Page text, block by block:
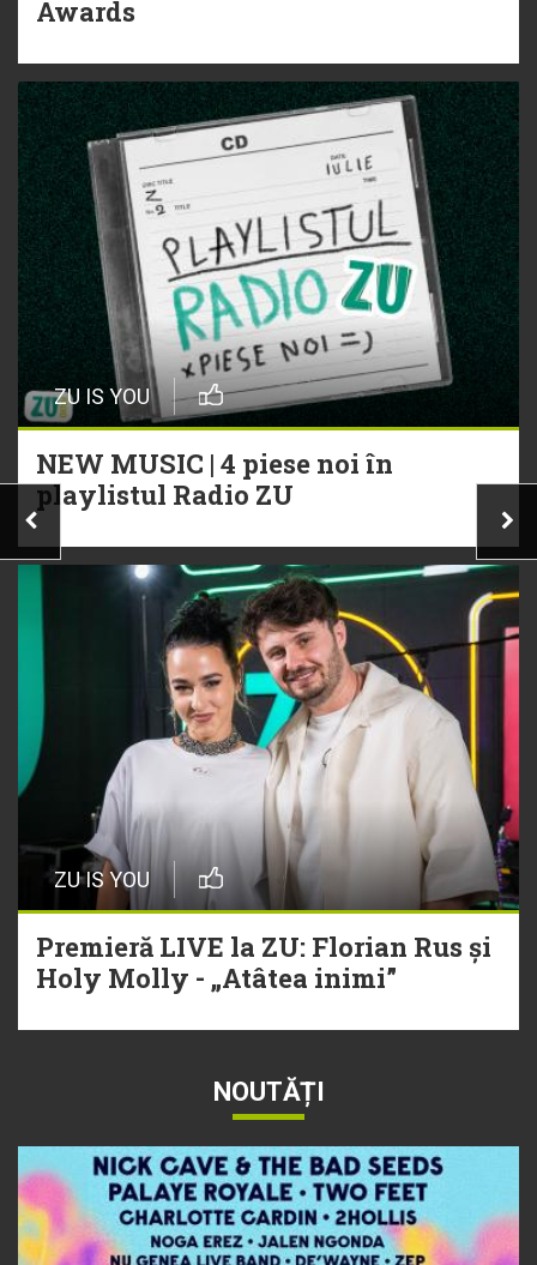
Awards
ZU IS YOU
NEW MUSIC | 4 piese noi în
playlistul Radio ZU
ZU IS YOU
Premieră LIVE la ZU: Florian Rus și
Holy Molly - „Atâtea inimi”
NOUTĂȚI